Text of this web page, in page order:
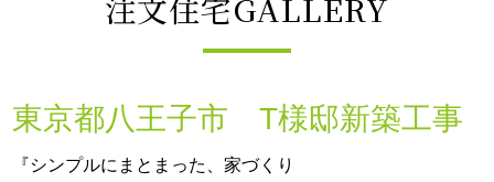
注文住宅GALLERY
東京都八王子市 T様邸新築工事
『シンプルにまとまった、家づくり